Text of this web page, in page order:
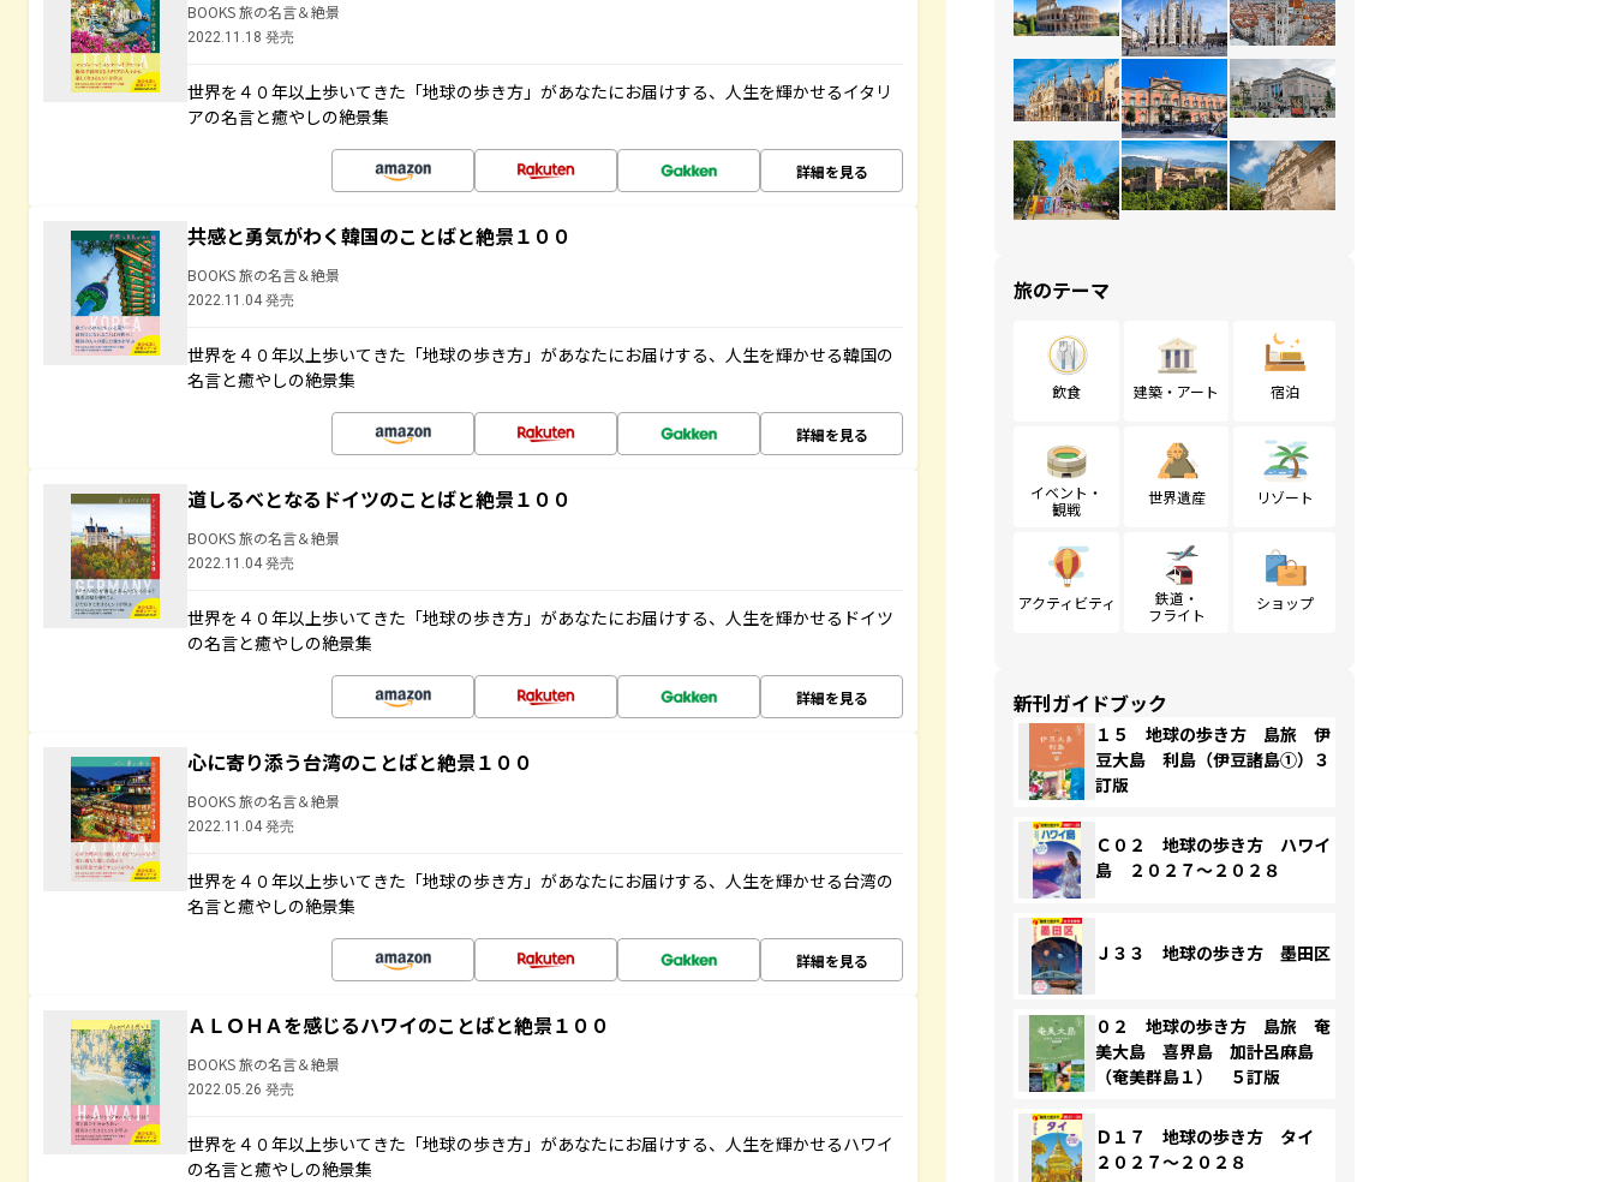
BOOKS 旅の名言＆絶景
2022.11.18 発売
世界を４０年以上歩いてきた「地球の歩き方」があなたにお届けする、人生を輝かせるイタリ
アの名言と癒やしの絶景集
詳細を見る
共感と勇気がわく韓国のことばと絶景１００
BOOKS 旅の名言＆絶景
2022.11.04 発売
世界を４０年以上歩いてきた「地球の歩き方」があなたにお届けする、人生を輝かせる韓国の
名言と癒やしの絶景集
詳細を見る
道しるべとなるドイツのことばと絶景１００
BOOKS 旅の名言＆絶景
2022.11.04 発売
世界を４０年以上歩いてきた「地球の歩き方」があなたにお届けする、人生を輝かせるドイツ
の名言と癒やしの絶景集
詳細を見る
心に寄り添う台湾のことばと絶景１００
BOOKS 旅の名言＆絶景
2022.11.04 発売
世界を４０年以上歩いてきた「地球の歩き方」があなたにお届けする、人生を輝かせる台湾の
名言と癒やしの絶景集
詳細を見る
ＡＬＯＨＡを感じるハワイのことばと絶景１００
BOOKS 旅の名言＆絶景
2022.05.26 発売
世界を４０年以上歩いてきた「地球の歩き方」があなたにお届けする、人生を輝かせるハワイ
の名言と癒やしの絶景集
旅のテーマ
飲食 建築・アート 宿泊
イベント・
観戦
世界遺産 リゾート
アクティビティ
鉄道・
フライト
ショップ
新刊ガイドブック
１５ 地球の歩き方 島旅 伊
豆大島 利島（伊豆諸島①）３
訂版
Ｃ０２ 地球の歩き方 ハワイ
島 ２０２７～２０２８
Ｊ３３ 地球の歩き方 墨田区
０２ 地球の歩き方 島旅 奄
美大島 喜界島 加計呂麻島
（奄美群島１） ５訂版
Ｄ１７ 地球の歩き方 タイ
２０２７～２０２８